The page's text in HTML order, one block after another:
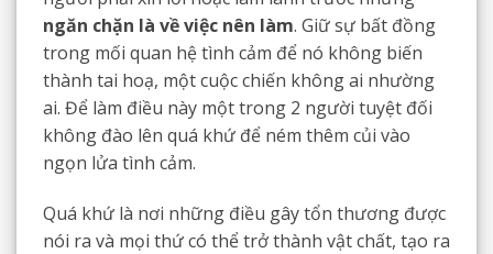
ngăn chặn là về việc nên làm. Giữ sự bất đồng
trong mối quan hệ tình cảm để nó không biến
thành tai hoạ, một cuộc chiến không ai nhường
ai. Để làm điều này một trong 2 người tuyệt đối
không đào lên quá khứ để ném thêm củi vào
ngọn lửa tình cảm.
Quá khứ là nơi những điều gây tổn thương được
nói ra và mọi thứ có thể trở thành vật chất, tạo ra